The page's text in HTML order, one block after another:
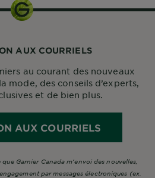
AUX COURRIELS
au courant des nouveaux
mode, des conseils d’experts,
et de bien plus.
AUX COURRIELS
Garnier Canada m’envoi des nouvelles,
par messages électroniques (ex.